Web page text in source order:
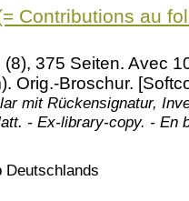
Contributions au
375 Seiten. Avec
Orig.-Broschur.
mit Rückensignatur,
- Ex-library-copy. - En
Deutschlands